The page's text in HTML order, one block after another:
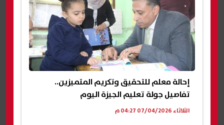
إحالة معلم للتحقيق وتكريم المتميزين..
تفاصيل جولة تعليم الجيزة اليوم
الثلاثاء 07/04/2026 04:27 م